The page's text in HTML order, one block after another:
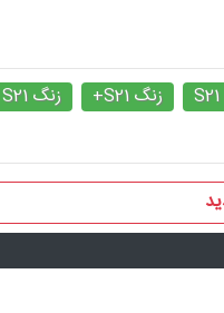
زنگ S21+ زنگ S21 الترا